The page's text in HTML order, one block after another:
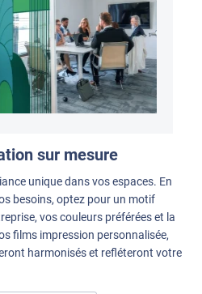
sur mesure
unique dans vos espaces. En
besoins, optez pour un motif
vos couleurs préférées et la
films impression personnalisée,
harmonisés et refléteront votre